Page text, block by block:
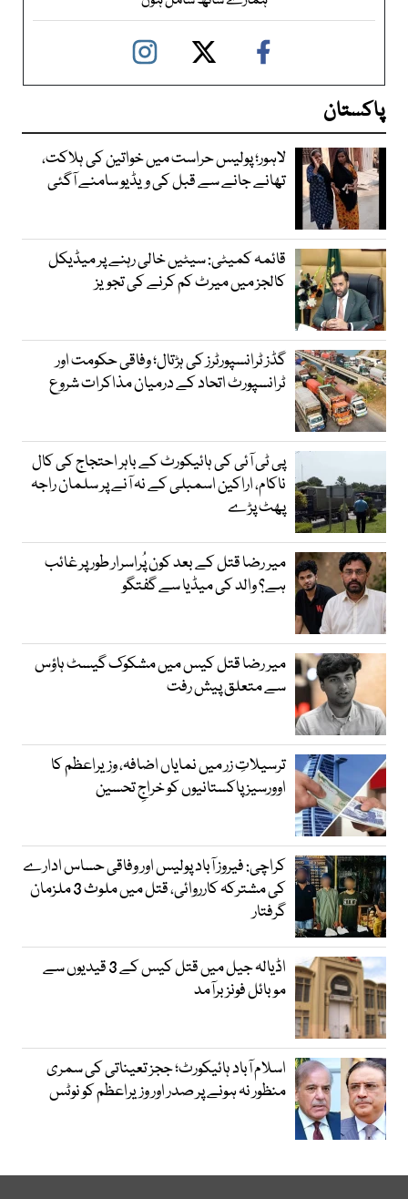
پاکستان
لاہور؛ پولیس حراست میں خواتین کی ہلاکت،
تھانے جانے سے قبل کی ویڈیو سامنے آگئی
قائمہ کمیٹی: سیٹیں خالی رہنے پر میڈیکل
کالجز میں میرٹ کم کرنے کی تجویز
گڈز ٹرانسپورٹرز کی ہڑتال؛ وفاقی حکومت اور
ٹرانسپورٹ اتحاد کے درمیان مذاکرات شروع
پی ٹی آئی کی ہائیکورٹ کے باہر احتجاج کی کال
ناکام، اراکین اسمبلی کے نہ آنے پر سلمان راجہ
پھٹ پڑے
میر رضا قتل کے بعد کون پُراسرار طور پر غائب
ہے؟ والد کی میڈیا سے گفتگو
میر رضا قتل کیس میں مشکوک گیسٹ ہاؤس
سے متعلق پیش رفت
ترسیلاتِ زر میں نمایاں اضافہ، وزیراعظم کا
اوورسیز پاکستانیوں کو خراجِ تحسین
کراچی: فیروز آباد پولیس اور وفاقی حساس ادارے
کی مشترکہ کارروائی، قتل میں ملوث 3 ملزمان
گرفتار
اڈیالہ جیل میں قتل کیس کے 3 قیدیوں سے
موبائل فونز برآمد
اسلام آباد ہائیکورٹ؛ ججز تعیناتی کی سمری
منظور نہ ہونے پر صدر اور وزیراعظم کو نوٹس